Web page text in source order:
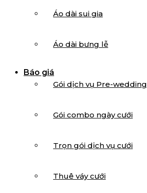
Áo dài sui gia
Áo dài bưng lễ
Báo giá
Gói dịch vụ Pre-wedding
Gói combo ngày cưới
Trọn gói dịch vụ cưới
Thuê váy cưới